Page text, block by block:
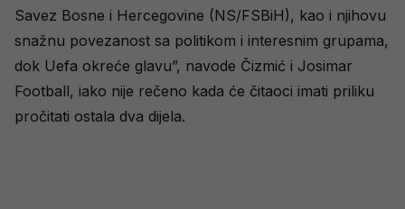
Savez Bosne i Hercegovine (NS/FSBiH), kao i njihovu
snažnu povezanost sa politikom i interesnim grupama,
dok Uefa okreće glavu”, navode Čizmić i Josimar
Football, iako nije rečeno kada će čitaoci imati priliku
pročitati ostala dva dijela.